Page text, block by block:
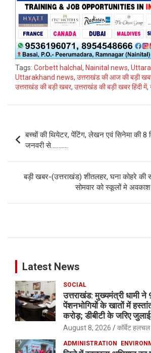
Tags: Corbett halchal, Nainital news,
Uttarakhand news, उत्तराखंड की आज की बड़ी
उत्तराखंड की बड़ी खबर, उत्तराखंड की बड़ी खबर हिंदी में,
navigation
बच्चों की थियेटर, पेंटिंग, लेखन एवं सिनेमा की 8
जनवरी से………..
बड़ी खबर-(उत्तराखंड) शीतलहर, घना कोहरे की
सोमवार को स्कूलों मे
Latest News
SOCIAL
उत्तराखंड: मुख्यमंत्री धामी
पेंशनभोगियों के खातों में
करोड़; डीबीटी के जरिए
August 8, 2026 कॉर्बेट हलचल
ADMINISTRATION